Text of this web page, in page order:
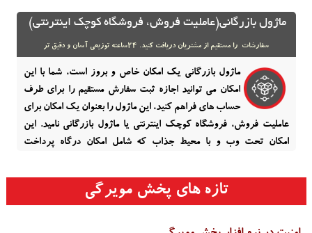
ماژول بازرگانی(عاملیت فروش، فروشگاه کوچک اینترنتی)
سفارشات را مستقیم از مشتریان دریافت کنید. 24ساعته توزیعی آسان و دقیق تر
ماژول بازرگانی یک امکان خاص و بروز است، شما با این
امکان می‏ توانید اجازه ثبت سفارش مستقیم را برای طرف
حساب های فراهم کنید، این ماژول را بعنوان یک امکان برای
عاملیت فروش، فروشگاه کوچک اینترنتی یا ماژول بازرگانی نامید. این
امکان تحت وب و با محیط جذاب که شامل امکان درگاه پرداخت
تازه های پخش مویرگی